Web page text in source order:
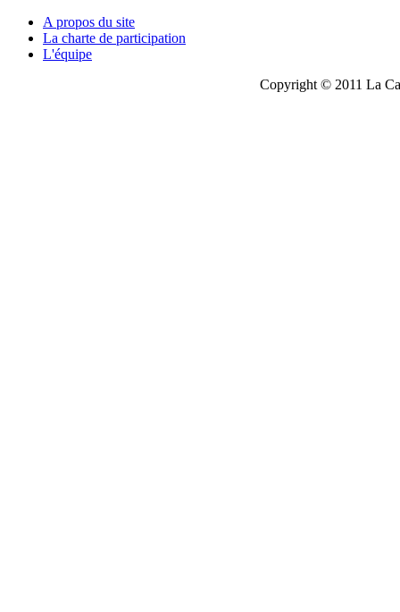
A propos du site
La charte de participation
L'équipe
Copyright © 2011 La